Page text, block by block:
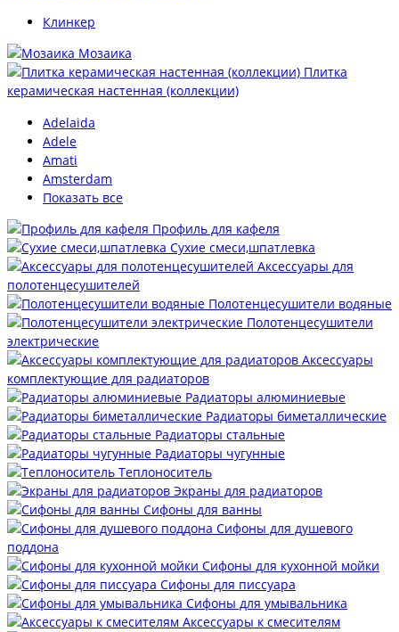
Клинкер
Мозаика
Плитка
керамическая настенная (коллекции)
Adelaida
Adele
Amati
Amsterdam
Показать все
Профиль для кафеля
Сухие смеси,шпатлевка
Аксессуары для
полотенцесушителей
Полотенцесушители водяные
Полотенцесушители
электрические
Аксессуары
комплектующие для радиаторов
Радиаторы алюминиевые
Радиаторы биметаллические
Радиаторы стальные
Радиаторы чугунные
Теплоноситель
Экраны для радиаторов
Сифоны для ванны
Сифоны для душевого
поддона
Сифоны для кухонной мойки
Сифоны для писсуара
Сифоны для умывальника
Аксессуары к смесителям